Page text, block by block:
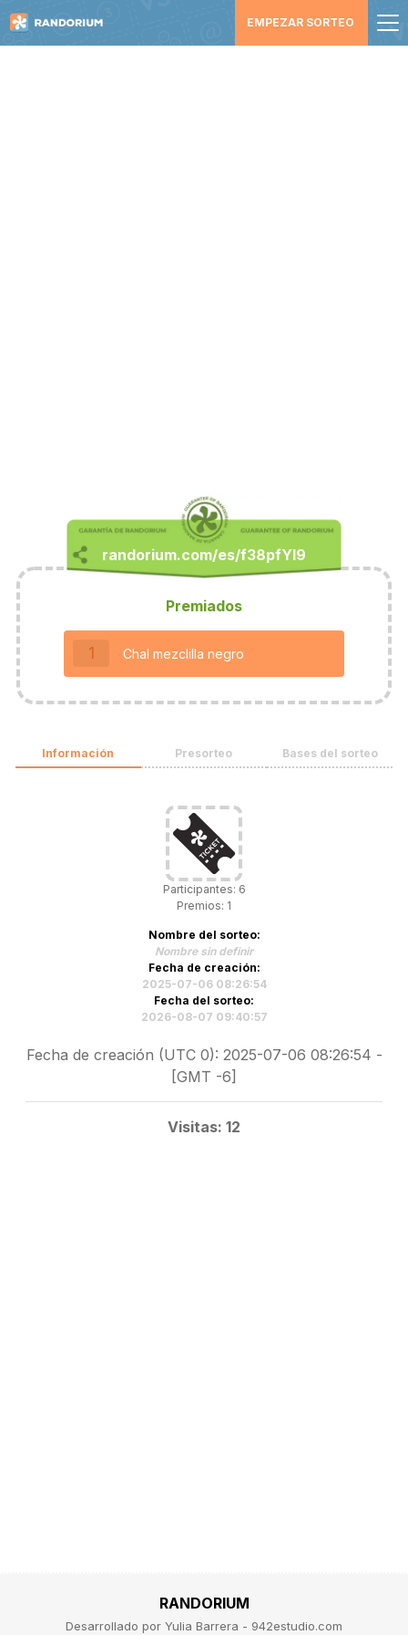
EMPEZAR SORTEO
Premiados
1 Chal mezclilla negro
Información Presorteo Bases del sorteo
Participantes: 6
Premios: 1
Nombre del sorteo:
Nombre sin definir
Fecha de creación:
2025-07-06 08:26:54
Fecha del sorteo:
2026-08-07 09:40:57
Fecha de creación (UTC 0): 2025-07-06 08:26:54 -
[GMT -6]
Visitas: 12
RANDORIUM
Desarrollado por Yulia Barrera - 942estudio.com